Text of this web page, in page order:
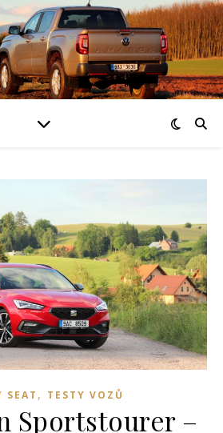
SEAT , TESTY VOZŮ
Sportstourer –